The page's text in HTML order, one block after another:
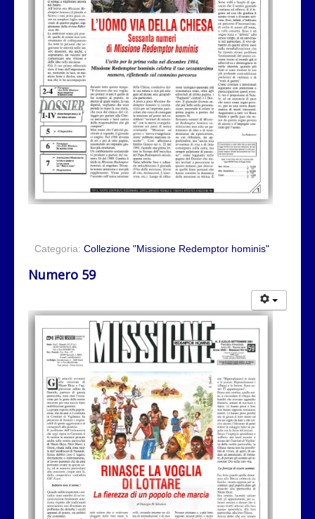
Categoria: Collezione "Missione Redemptor hominis"
Numero 59